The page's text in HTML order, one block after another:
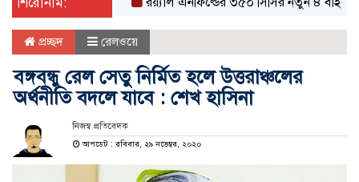
প্রচ্ছদ রেলওয়ে
বঙ্গবন্ধু রেল সেতু নির্মিত হলে উত্তরাঞ্চলের
অর্থনীতি বদলে যাবে : শেখ হাসিনা
নিজস্ব প্রতিবেদক
আপডেট : রবিবার, ২৯ নভেম্বর, ২০২০